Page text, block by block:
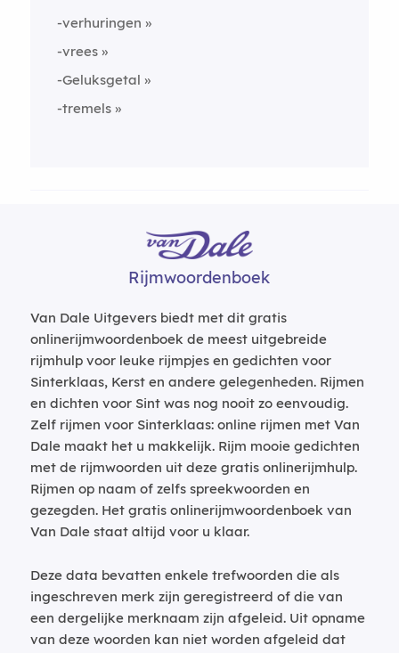
-verhuringen
-vrees
-Geluksgetal
-tremels
Rijmwoordenboek
Van Dale Uitgevers biedt met dit gratis
onlinerijmwoordenboek de meest uitgebreide
rijmhulp voor leuke rijmpjes en gedichten voor
Sinterklaas, Kerst en andere gelegenheden. Rijmen
en dichten voor Sint was nog nooit zo eenvoudig.
Zelf rijmen voor Sinterklaas: online rijmen met Van
Dale maakt het u makkelijk. Rijm mooie gedichten
met de rijmwoorden uit deze gratis onlinerijmhulp.
Rijmen op naam of zelfs spreekwoorden en
gezegden. Het gratis onlinerijmwoordenboek van
Van Dale staat altijd voor u klaar.
Deze data bevatten enkele trefwoorden die als
ingeschreven merk zijn geregistreerd of die van
een dergelijke merknaam zijn afgeleid. Uit opname
van deze woorden kan niet worden afgeleid dat